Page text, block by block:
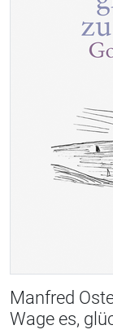
Manfred
Wage es,